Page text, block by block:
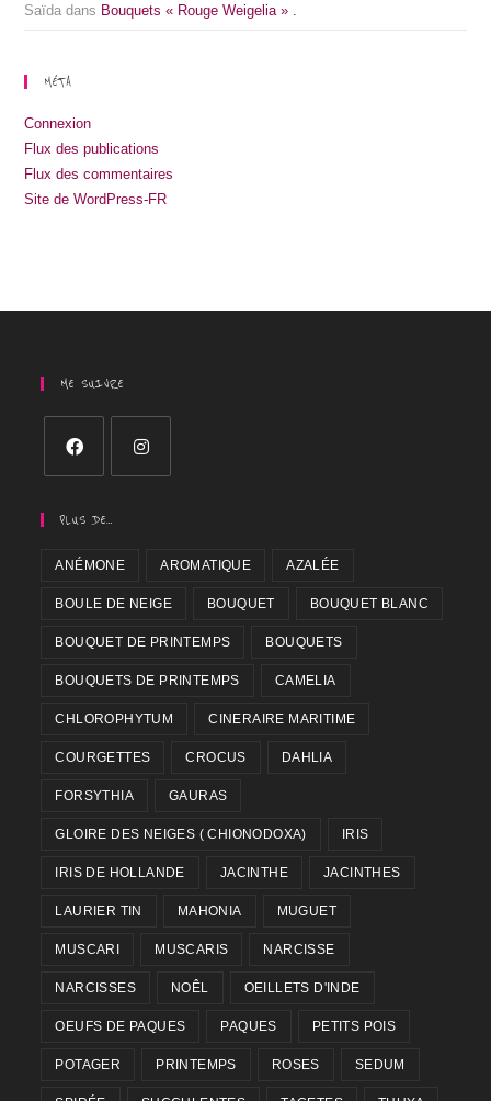
Saïda dans Bouquets « Rouge Weigelia » .
MÉTA
Connexion
Flux des publications
Flux des commentaires
Site de WordPress-FR
ME SUIVRE
PLUS DE…
ANÉMONE AROMATIQUE AZALÉE
BOULE DE NEIGE BOUQUET BOUQUET BLANC
BOUQUET DE PRINTEMPS BOUQUETS
BOUQUETS DE PRINTEMPS CAMELIA
CHLOROPHYTUM CINERAIRE MARITIME
COURGETTES CROCUS DAHLIA
FORSYTHIA GAURAS
GLOIRE DES NEIGES ( CHIONODOXA) IRIS
IRIS DE HOLLANDE JACINTHE JACINTHES
LAURIER TIN MAHONIA MUGUET
MUSCARI MUSCARIS NARCISSE
NARCISSES NOÊL OEILLETS D'INDE
OEUFS DE PAQUES PAQUES PETITS POIS
POTAGER PRINTEMPS ROSES SEDUM